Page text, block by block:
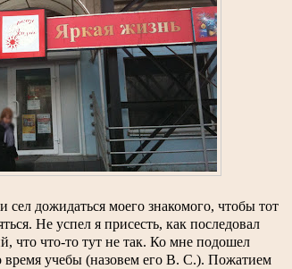
дожидаться моего знакомого, чтобы тот
Не успел я присесть, как последовал
что что-то тут не так. Ко мне подошел
время учебы (назовем его В. С.). Пожатием